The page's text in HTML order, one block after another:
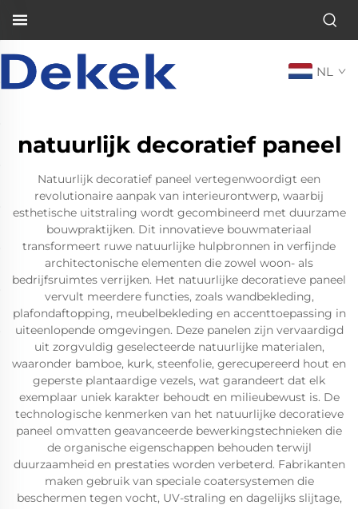
NL
natuurlijk decoratief paneel
Natuurlijk decoratief paneel vertegenwoordigt een
revolutionaire aanpak van interieurontwerp, waarbij
esthetische uitstraling wordt gecombineerd met duurzame
bouwpraktijken. Dit innovatieve bouwmateriaal
transformeert ruwe natuurlijke hulpbronnen in verfijnde
architectonische elementen die zowel woon- als
bedrijfsruimtes verrijken. Het natuurlijke decoratieve paneel
vervult meerdere functies, zoals wandbekleding,
plafondaftopping, meubelbekleding en accenttoepassing in
uiteenlopende omgevingen. Deze panelen zijn vervaardigd
uit zorgvuldig geselecteerde natuurlijke materialen,
waaronder bamboe, kurk, steenfolie, gerecupereerd hout en
geperste plantaardige vezels, wat garandeert dat elk
exemplaar uniek karakter behoudt en milieubewust is. De
technologische kenmerken van het natuurlijke decoratieve
paneel omvatten geavanceerde bewerkingstechnieken die
de organische eigenschappen behouden terwijl
duurzaamheid en prestaties worden verbeterd. Fabrikanten
maken gebruik van speciale coatersystemen die
beschermen tegen vocht, UV-straling en dagelijks slijtage,